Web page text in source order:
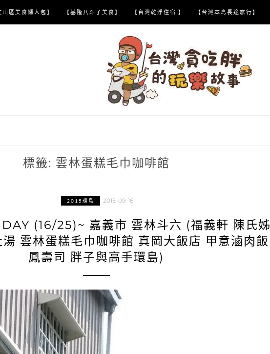
山區美食懶人包】 【基隆八斗子美食】 【台灣乾淨住宿 】 【台灣本島長途旅行】
標籤: 雲林蛋糕毛巾咖啡館
2015環島 2015-09-16
DAY (16/25)~ 嘉義市 雲林斗六 (福義軒 陳氏姊
雲林蛋糕毛巾咖啡館 真岡大飯店 甲意滷肉飯
鳳壽司 胖子與高手環島)